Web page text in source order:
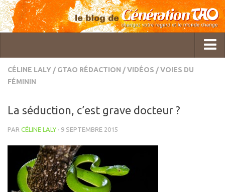
Qui sommes-nous ?
GTAO Rédaction
Delphine Lhuillier
Cécile Bercegeay
Master Roger Itier
CÉLINE LALY / GTAO RÉDACTION /VIDÉOS /VOIES DU
FÉMININ
La séduction, c’est grave docteur ?
PAR CÉLINE LALY · 9 SEPTEMBRE 2015